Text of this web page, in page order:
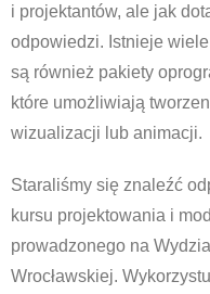
i projektantów, ale jak
odpowiedzi. Istnieje
są również pakiety
które umożliwiają
wizualizacji lub animacji.
Staraliśmy się znaleźć
kursu projektowania i
prowadzonego na
Wrocławskiej.